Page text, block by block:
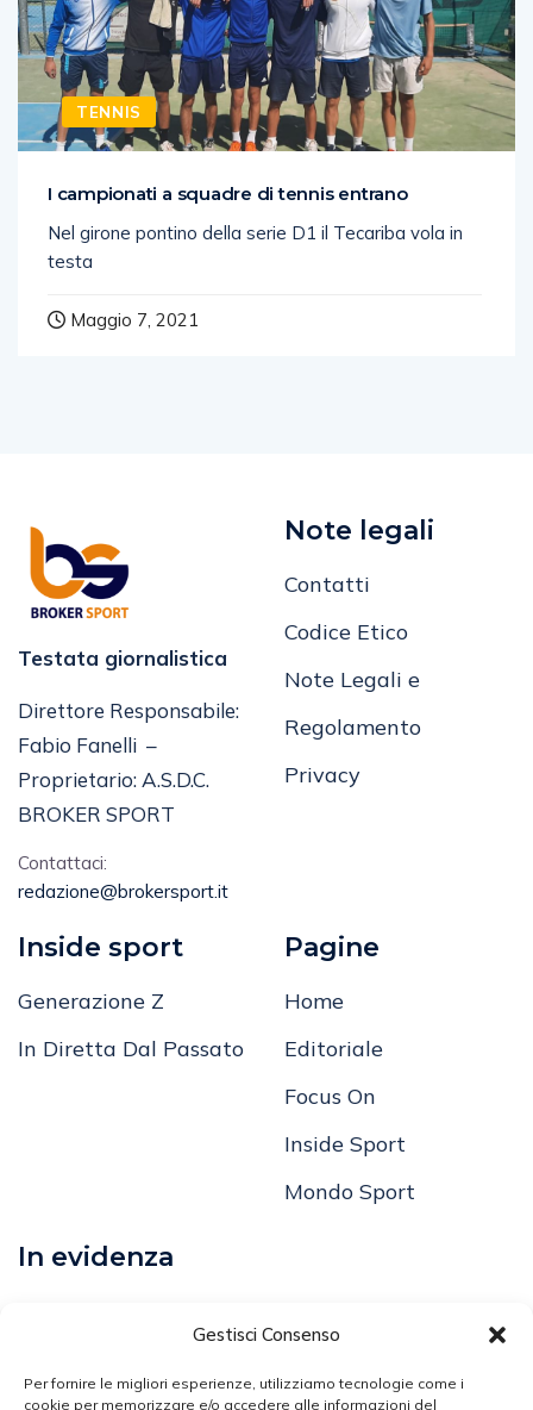
Gestisci Consenso
Per fornire le migliori esperienze, utilizziamo tecnologie come i
cookie per memorizzare e/o accedere alle informazioni del
TENNIS
I campionati a squadre di tennis entrano
Nel girone pontino della serie D1 il Tecariba vola in
testa
Maggio 7, 2021
Testata giornalistica
Direttore Responsabile:
Fabio Fanelli –
Proprietario: A.S.D.C.
BROKER SPORT
Contattaci:
redazione@brokersport.it
Note legali
Contatti
Codice Etico
Note Legali e
Regolamento
Privacy
Inside sport
Generazione Z
In Diretta Dal Passato
Pagine
Home
Editoriale
Focus On
Inside Sport
Mondo Sport
In evidenza